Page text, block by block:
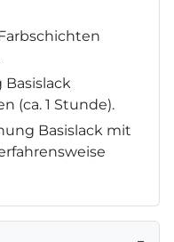
(ca. 1 Stunde).
Basislack mit